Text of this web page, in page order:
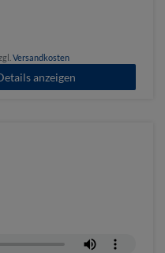
Versandkosten
anzeigen